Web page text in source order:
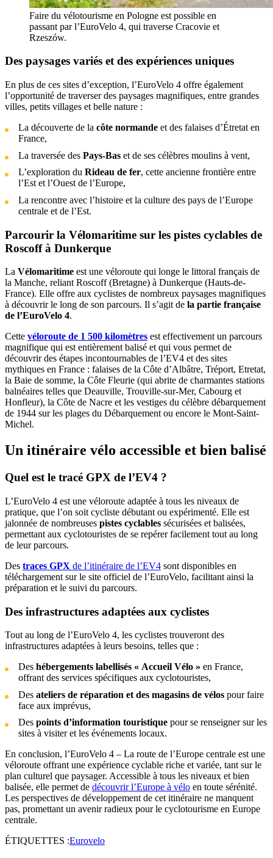
Faire du vélotourisme en Pologne est possible en
passant par l’EuroVelo 4, qui traverse Cracovie et
Rzeszów.
Des paysages variés et des expériences uniques
En plus de ces sites d’exception, l’EuroVelo 4 offre également
l’opportunité de traverser des paysages magnifiques, entre grandes
villes, petits villages et belle nature :
La découverte de lacôte normande et des falaises d’Étretat en
France,
La traversée desPays-Bas et de ses célèbres moulins à vent,
L’exploration duRideau de fer, cette ancienne frontière entre
l’Est et l’Ouest de l’Europe,
La rencontre avec l’histoire et la culture des pays de l’Europe
centrale et de l’Est.
Parcourir la Vélomaritime sur les pistes cyclables de
Roscoff à Dunkerque
La Vélomaritime est une véloroute qui longe le littoral français de
la Manche, reliant Roscoff (Bretagne) à Dunkerque (Hauts-de-
France). Elle offre aux cyclistes de nombreux paysages magnifiques
à découvrir le long de son parcours. Il s’agit de la partie française
de l’EuroVelo 4.
Cette véloroute de 1 500 kilomètres est effectivement un parcours
magnifique qui est entièrement balisé et qui vous permet de
découvrir des étapes incontournables de l’EV4 et des sites
mythiques en France : falaises de la Côte d’Albâtre, Tréport, Etretat,
la Baie de somme, la Côte Fleurie (qui abrite de charmantes stations
balnéaires telles que Deauville, Trouville-sur-Mer, Cabourg et
Honfleur), la Côte de Nacre et les vestiges du célèbre débarquement
de 1944 sur les plages du Débarquement ou encore le Mont-Saint-
Michel.
Un itinéraire vélo accessible et bien balisé
Quel est le tracé GPX de l’EV4 ?
L’EuroVelo 4 est une véloroute adaptée à tous les niveaux de
pratique, que l’on soit cycliste débutant ou expérimenté. Elle est
jalonnée de nombreuses pistes cyclables sécurisées et balisées,
permettant aux cyclotouristes de se repérer facilement tout au long
de leur parcours.
Des traces GPX de l’itinéraire de l’EV4 sont disponibles en
téléchargement sur le site officiel de l’EuroVelo, facilitant ainsi la
préparation et le suivi du parcours.
Des infrastructures adaptées aux cyclistes
Tout au long de l’EuroVelo 4, les cyclistes trouveront des
infrastructures adaptées à leurs besoins, telles que :
Deshébergements labellisés « Accueil Vélo » en France,
offrant des services spécifiques aux cyclotouristes,
Desateliers de réparation et des magasins de vélos pour faire
face aux imprévus,
Despoints d’information touristique pour se renseigner sur les
sites à visiter et les événements locaux.
En conclusion, l’EuroVelo 4 – La route de l’Europe centrale est une
véloroute offrant une expérience cyclable riche et variée, tant sur le
plan culturel que paysager. Accessible à tous les niveaux et bien
balisée, elle permet de découvrir l’Europe à vélo en toute sérénité.
Les perspectives de développement de cet itinéraire ne manquent
pas, promettant un avenir radieux pour le cyclotourisme en Europe
centrale.
ÉTIQUETTES :Eurovelo